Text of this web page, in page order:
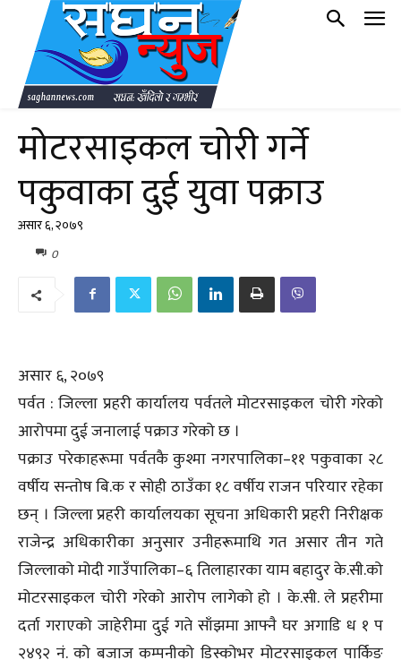
मोटरसाइकल चोरी गर्ने
पकुवाका दुई युवा पक्राउ
असार ६, २०७९
0
असार ६, २०७९
पर्वत : जिल्ला प्रहरी कार्यालय पर्वतले मोटरसाइकल चोरी गरेको
आरोपमा दुई जनालाई पक्राउ गरेको छ ।
पक्राउ परेकाहरूमा पर्वतकै कुश्मा नगरपालिका–११ पकुवाका २८
वर्षीय सन्तोष बि.क र सोही ठाउँका १८ वर्षीय राजन परियार रहेका
छन् । जिल्ला प्रहरी कार्यालयका सूचना अधिकारी प्रहरी निरीक्षक
राजेन्द्र अधिकारीका अनुसार उनीहरूमाथि गत असार तीन गते
जिल्लाको मोदी गाउँपालिका–६ तिलाहारका याम बहादुर के.सी.को
मोटरसाइकल चोरी गरेको आरोप लागेको हो । के.सी. ले प्रहरीमा
दर्ता गराएको जाहेरीमा दुई गते साँझमा आफ्नै घर अगाडि ध १ प
२४९२ नं. को बजाज कम्पनीको डिस्कोभर मोटरसाइकल पार्किङ